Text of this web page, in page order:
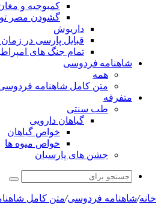
کمبوجیه و
گشودن مصر
داریوش
قبایل پارسی در
تمام جنگ های
شاهنامه فردوسی
همه
متن کامل شاهنامه
متفرقه
طب سنتی
گیاهان دارویی
خواص گیاهان
خواص میوه ها
جشن های پارسیان
برای
خانه/شاهنامه فردوسی/متن کامل